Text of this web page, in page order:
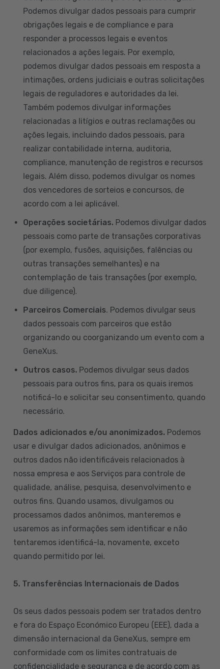
Podemos divulgar dados pessoais para cumprir
obrigações legais e de compliance e para
responder a processos legais e eventos
relacionados a ações legais. Por exemplo,
podemos divulgar dados pessoais em resposta a
intimações, ordens judiciais e outras solicitações
legais de reguladores e autoridades da lei.
Também podemos divulgar informações
relacionadas a litígios e outras reclamações ou
ações legais, incluindo dados pessoais, para
realizar contabilidade interna, auditoria,
compliance, manutenção de registros e recursos
legais. Além disso, podemos divulgar os nomes
dos vencedores de sorteios e concursos, de
acordo com a lei aplicável.
Operações societárias. Podemos divulgar dados
pessoais como parte de transações corporativas
(por exemplo, fusões, aquisições, falências ou
outras transações semelhantes) e na
contemplação de tais transações (por exemplo,
due diligence).
Parceiros Comerciais. Podemos divulgar seus
dados pessoais com parceiros que estão
organizando ou coorganizando um evento com a
GeneXus.
Outros casos. Podemos divulgar seus dados
pessoais para outros fins, para os quais iremos
notificá-lo e solicitar seu consentimento, quando
necessário.
Dados adicionados e/ou anonimizados. Podemos
usar e divulgar dados adicionados, anônimos e
outros dados não identificáveis relacionados à
nossa empresa e aos Serviços para controle de
qualidade, análise, pesquisa, desenvolvimento e
outros fins. Quando usamos, divulgamos ou
processamos dados anônimos, manteremos e
usaremos as informações sem identificar e não
tentaremos identificá-la, novamente, exceto
quando permitido por lei.
5. Transferências Internacionais de Dados
Os seus dados pessoais podem ser tratados dentro
e fora do Espaço Económico Europeu (EEE), dada a
dimensão internacional da GeneXus, sempre em
conformidade com os limites contratuais de
confidencialidade e segurança e de acordo com as